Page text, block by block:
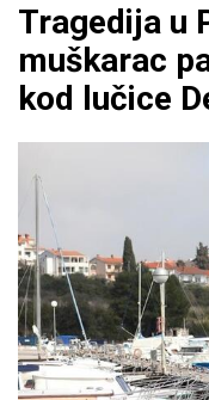
Tragedija u
muškarac
kod lučice